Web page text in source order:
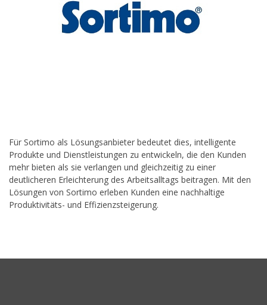
Für Sortimo als Lösungsanbieter bedeutet dies, intelligente
Produkte und Dienstleistungen zu entwickeln, die den Kunden
mehr bieten als sie verlangen und gleichzeitig zu einer
deutlicheren Erleichterung des Arbeitsalltags beitragen. Mit den
Lösungen von Sortimo erleben Kunden eine nachhaltige
Produktivitäts- und Effizienzsteigerung.